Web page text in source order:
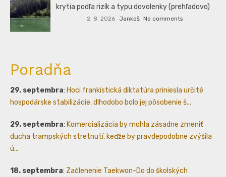
krytia podľa rizík a typu dovolenky (prehľadovo)
2. 8. 2026 Jankoš No comments
Poradňa
29. septembra: Hoci frankistická diktatúra priniesla určité
hospodárske stabilizácie, dlhodobo bolo jej pôsobenie š...
29. septembra: Komercializácia by mohla zásadne zmeniť
ducha trampských stretnutí, keďže by pravdepodobne zvýšila
ú...
18. septembra: Začlenenie Taekwon-Do do školských